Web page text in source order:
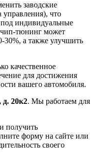
заводские
что
под индивидуальные
чип-тюнинг может
30%, а также улучшить
качественное
для достижения
вашего автомобиля.
д. 20к2. Мы работаем для
получить
форму на сайте или
своего